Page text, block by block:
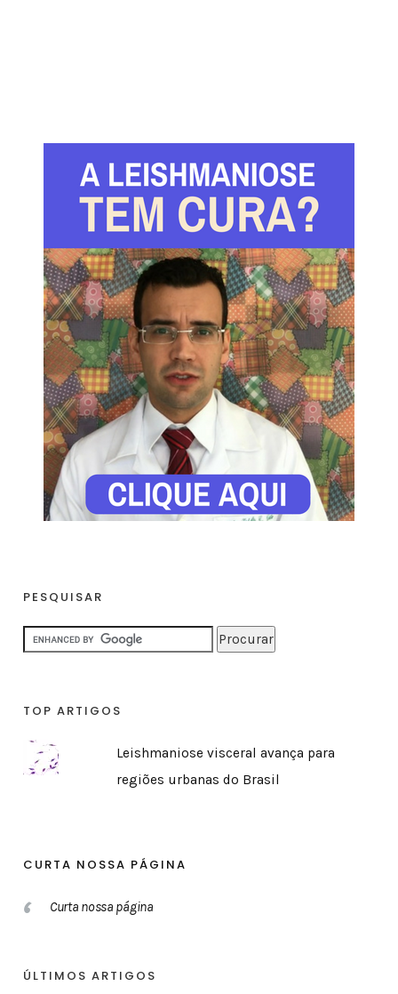
PESQUISAR
TOP ARTIGOS
Leishmaniose visceral avança para
regiões urbanas do Brasil
CURTA NOSSA PÁGINA
Curta nossa página
ÚLTIMOS ARTIGOS